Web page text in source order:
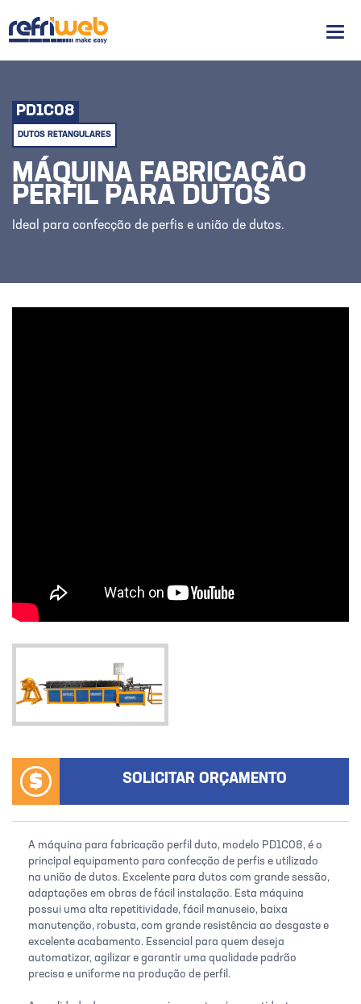
PD1C08
DUTOS RETANGULARES
MÁQUINA FABRICAÇÃO
PERFIL PARA DUTOS
Ideal para confecção de perfis e união de dutos.
SOLICITAR ORÇAMENTO
A máquina para fabricação perfil duto, modelo PD1C08, é o
principal equipamento para confecção de perfis e utilizado
na união de dutos. Excelente para dutos com grande sessão,
adaptações em obras de fácil instalação. Esta máquina
possui uma alta repetitividade, fácil manuseio, baixa
manutenção, robusta, com grande resistência ao desgaste e
excelente acabamento. Essencial para quem deseja
automatizar, agilizar e garantir uma qualidade padrão
precisa e uniforme na produção de perfil.